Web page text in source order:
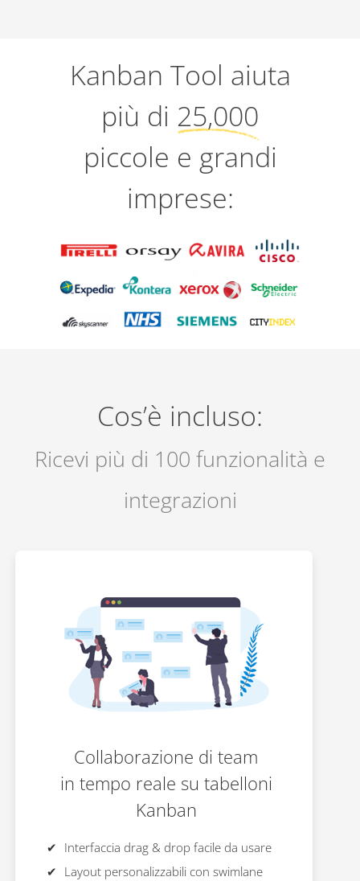
Kanban Tool aiuta
più di 25,000
piccole e grandi
imprese:
Cos’è incluso:
Ricevi più di 100 funzionalità e
integrazioni
Collaborazione di team
in tempo reale su tabelloni
Kanban
Interfaccia drag & drop facile da usare
Layout personalizzabili con swimlane